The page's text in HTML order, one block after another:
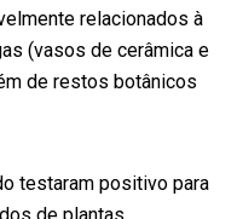
relacionados à
(vasos de cerâmica e
de restos botânicos
testaram positivo para